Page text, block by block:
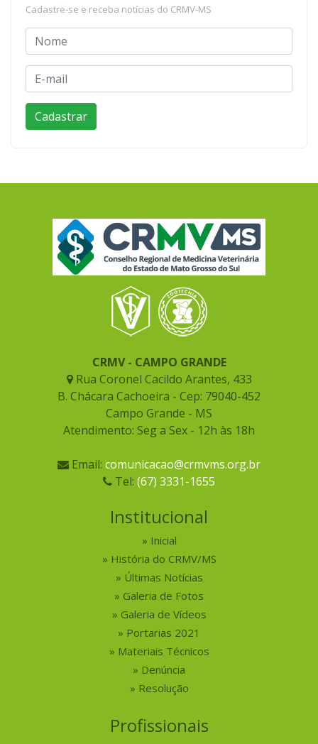
Cadastre-se e receba notícias do CRMV-MS
CRMV - CAMPO GRANDE
Rua Coronel Cacildo Arantes, 433
B. Chácara Cachoeira - Cep: 79040-452
Campo Grande - MS
Atendimento: Seg a Sex - 12h às 18h
Email: comunicacao@crmvms.org.br
Tel: (67) 3331-1655
Institucional
Inicial
História do CRMV/MS
Últimas Notícias
Galeria de Fotos
Galeria de Vídeos
Portarias 2021
Materiais Técnicos
Denúncia
Resolução
Profissionais